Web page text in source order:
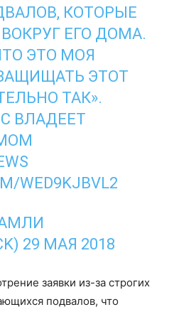
КОТОРЫЕ
ЕГО ДОМА.
ЭТО МОЯ
ЭТОТ
ТАК».
ВЛАДЕЕТ
WED9KJBVL2
29 МАЯ 2018
заявки из-за строгих
подвалов, что